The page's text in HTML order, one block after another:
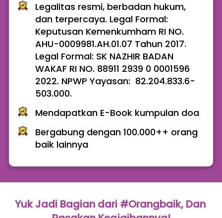
Legalitas resmi, berbadan hukum,
dan terpercaya. Legal Formal:
Keputusan Kemenkumham RI NO.
AHU-0009981.AH.01.07 Tahun 2017.
Legal Formal: SK NAZHIR BADAN
WAKAF RI NO. 88911 2939 0 0001596
2022. NPWP Yayasan:  82.204.833.6-
503.000.
Mendapatkan E-Book kumpulan doa
Bergabung dengan 100.000++ orang
baik lainnya
Yuk Jadi Bagian dari #Orangbaik, Dan